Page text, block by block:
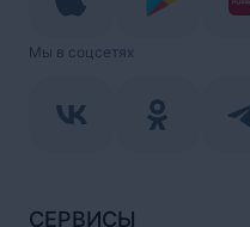
Мы в соцсетях
СЕРВИСЫ